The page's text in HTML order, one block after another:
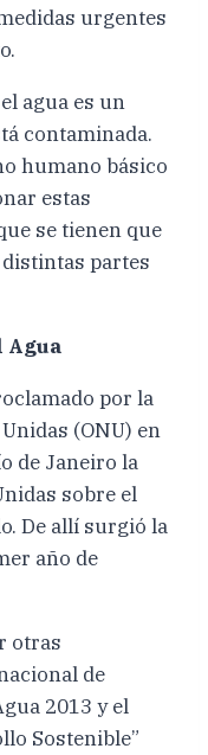
urgentes
agua es un
contaminada.
humano básico
estas
se tienen que
partes
Agua
por la
(ONU) en
de Janeiro la
sobre el
De allí surgió la
año de
otras
de
2013 y el
Sostenible”